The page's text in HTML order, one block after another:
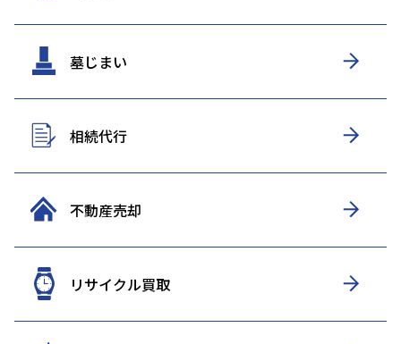
墓じまい
相続代行
不動産売却
リサイクル買取